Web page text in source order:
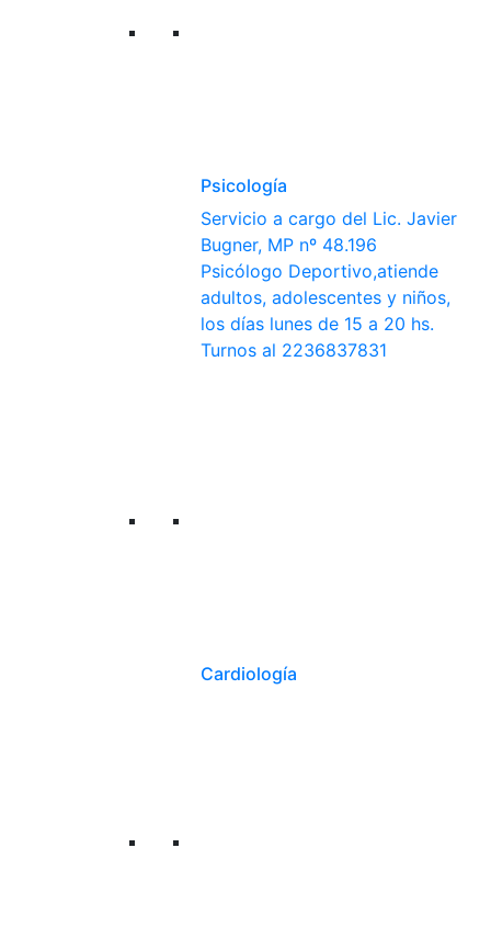
Psicología
Servicio a cargo del Lic. Javier
Bugner, MP nº 48.196
Psicólogo Deportivo,atiende
adultos, adolescentes y niños,
los días lunes de 15 a 20 hs.
Turnos al 2236837831
Cardiología